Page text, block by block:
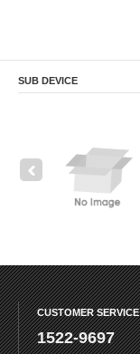
SUB DEVICE
CUSTOMER SERVICE
1522-9697